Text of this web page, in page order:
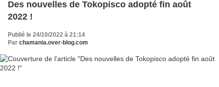
Des nouvelles de Tokopisco adopté fin août
2022 !
Publié le 24/10/2022 à 21:14
Par chamania.over-blog.com